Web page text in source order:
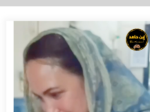
Pelajar di HST Musnahkan Barang
Bukti Kejaksaan, Ada Apa?
Agustus 4, 2026